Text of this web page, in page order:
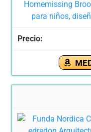
Homemissing
para niños,